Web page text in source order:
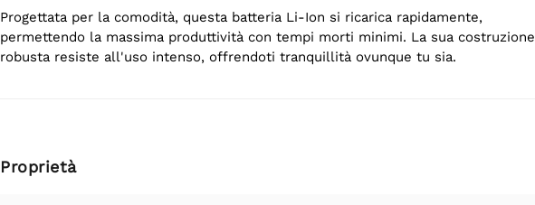
Progettata per la comodità, questa batteria Li-Ion si ricarica rapidamente,
permettendo la massima produttività con tempi morti minimi. La sua costruzione
robusta resiste all'uso intenso, offrendoti tranquillità ovunque tu sia.
Proprietà